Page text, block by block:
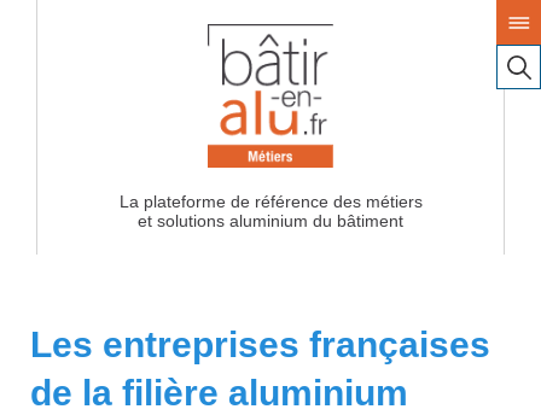
La plateforme de référence des métiers
Les entreprises françaises
de la filière aluminium